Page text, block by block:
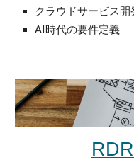
クラウドサービス
AI時代の要件定義